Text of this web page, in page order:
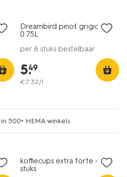
7.5
Dreambird pinot grigio
0.75L
per 6 stuks bestelbaar
5.
49
€7.32/l
500+ HEMA winkels
koffiecups extra forte - 20
stuks